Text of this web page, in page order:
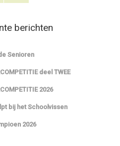
berichten
Senioren
deel TWEE
2026
bij het Schoolvissen
2026